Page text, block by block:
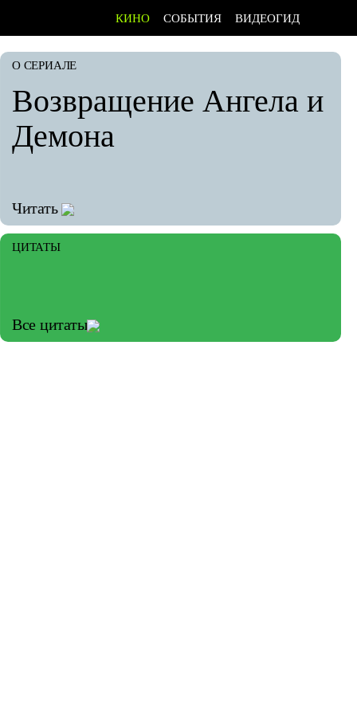
КИНО СОБЫТИЯ ВИДЕОГИД
О СЕРИАЛЕ
Возвращение Ангела и
Демона
Читать
ЦИТАТЫ
Все цитаты